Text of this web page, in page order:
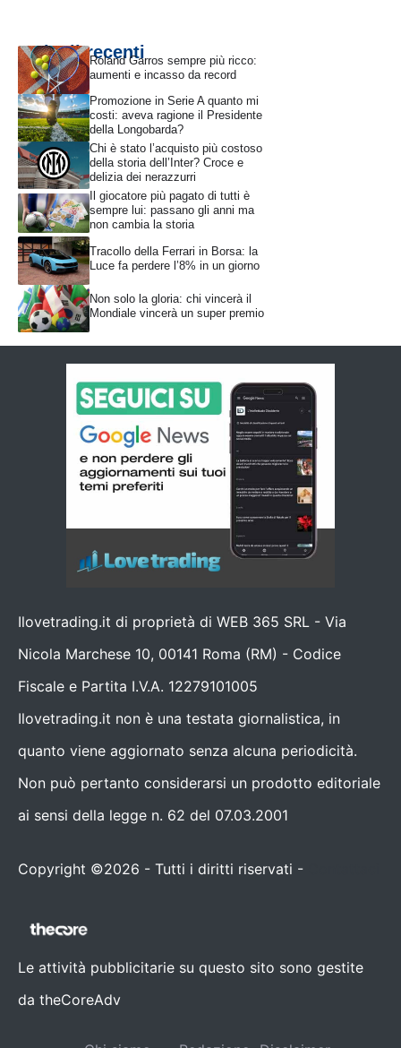
Articoli recentiRoland Garros sempre più ricco:
aumenti e incasso da record
Promozione in Serie A quanto mi
costi: aveva ragione il Presidente
della Longobarda?
Chi è stato l’acquisto più costoso
della storia dell’Inter? Croce e
delizia dei nerazzurri
Il giocatore più pagato di tutti è
sempre lui: passano gli anni ma
non cambia la storia
Tracollo della Ferrari in Borsa: la
Luce fa perdere l’8% in un giorno
Non solo la gloria: chi vincerà il
Mondiale vincerà un super premio
Ilovetrading.it di proprietà di WEB 365 SRL - Via
Nicola Marchese 10, 00141 Roma (RM) - Codice
Fiscale e Partita I.V.A. 12279101005
Ilovetrading.it non è una testata giornalistica, in
quanto viene aggiornato senza alcuna periodicità.
Non può pertanto considerarsi un prodotto editoriale
ai sensi della legge n. 62 del 07.03.2001
Copyright ©2026 - Tutti i diritti riservati -
Le attività pubblicitarie su questo sito sono gestite
da theCoreAdv